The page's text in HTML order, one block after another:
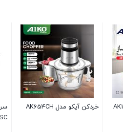
خردکن آیکو مدل AK654CH